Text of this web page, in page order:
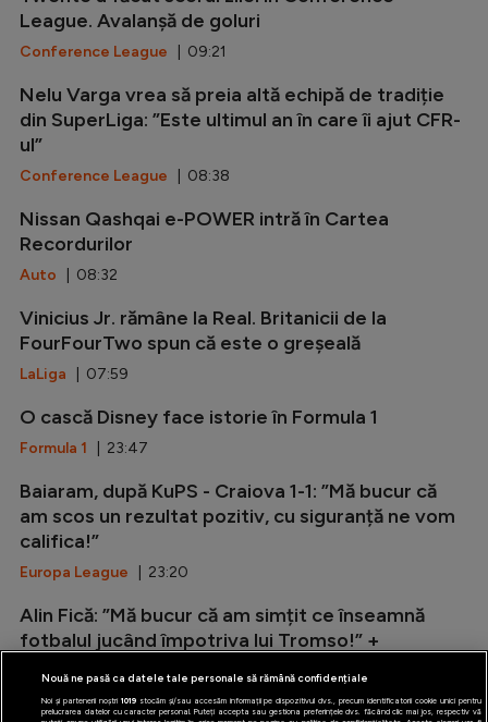
League. Avalanșă de goluri
Conference League | 09:21
Nelu Varga vrea să preia altă echipă de tradiție
din SuperLiga: ”Este ultimul an în care îi ajut CFR-
ul”
Conference League | 08:38
Nissan Qashqai e-POWER intră în Cartea
Recordurilor
Auto | 08:32
Vinicius Jr. rămâne la Real. Britanicii de la
FourFourTwo spun că este o greșeală
LaLiga | 07:59
O cască Disney face istorie în Formula 1
Formula 1 | 23:47
Baiaram, după KuPS - Craiova 1-1: ”Mă bucur că
am scos un rezultat pozitiv, cu siguranță ne vom
califica!”
Europa League | 23:20
Alin Fică: ”Mă bucur că am simțit ce înseamnă
fotbalul jucând împotriva lui Tromso!” +
Conference League| 22:52
Nouă ne pasă ca datele tale personale să rămână confidențiale
Noi și partenerii noștri 1019stocăm și/sau accesăm informații pe dispozitivul dvs., precum identificatorii cookie unici pentru
prelucrarea datelor cu caracter personal. Puteți accepta sau gestiona preferințele dvs. făcând clic mai jos, respectiv vă